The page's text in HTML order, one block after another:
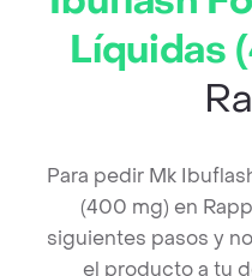
Líquidas
Para pedir Mk
(400 mg) en
siguientes pasos y
el producto a tu